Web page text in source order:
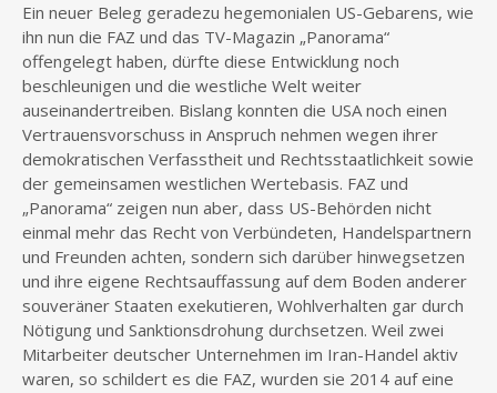
Ein neuer Beleg geradezu hegemonialen US-Gebarens, wie
ihn nun die FAZ und das TV-Magazin „Panorama“
offengelegt haben, dürfte diese Entwicklung noch
beschleunigen und die westliche Welt weiter
auseinandertreiben. Bislang konnten die USA noch einen
Vertrauensvorschuss in Anspruch nehmen wegen ihrer
demokratischen Verfasstheit und Rechtsstaatlichkeit sowie
der gemeinsamen westlichen Wertebasis. FAZ und
„Panorama“ zeigen nun aber, dass US-Behörden nicht
einmal mehr das Recht von Verbündeten, Handelspartnern
und Freunden achten, sondern sich darüber hinwegsetzen
und ihre eigene Rechtsauffassung auf dem Boden anderer
souveräner Staaten exekutieren, Wohlverhalten gar durch
Nötigung und Sanktionsdrohung durchsetzen. Weil zwei
Mitarbeiter deutscher Unternehmen im Iran-Handel aktiv
waren, so schildert es die FAZ, wurden sie 2014 auf eine